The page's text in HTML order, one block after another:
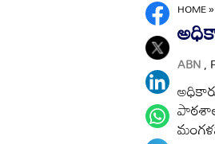
HOME»
ABN,